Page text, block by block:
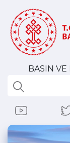
BASIN VE